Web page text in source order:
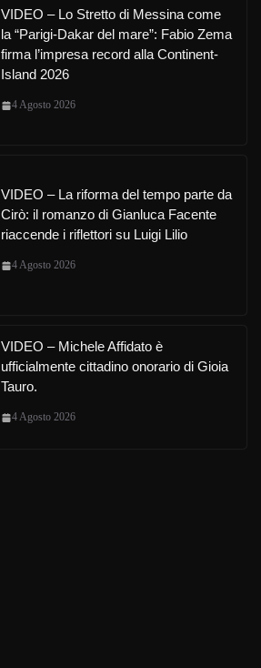
VIDEO – Lo Stretto di Messina come
la “Parigi-Dakar del mare”: Fabio Zema
firma l’impresa record alla Continent-
Island 2026
4 Agosto 2026
VIDEO – La riforma del tempo parte da
Cirò: il romanzo di Gianluca Facente
riaccende i riflettori su Luigi Lilio
4 Agosto 2026
VIDEO – Michele Affidato è
ufficialmente cittadino onorario di Gioia
Tauro.
4 Agosto 2026